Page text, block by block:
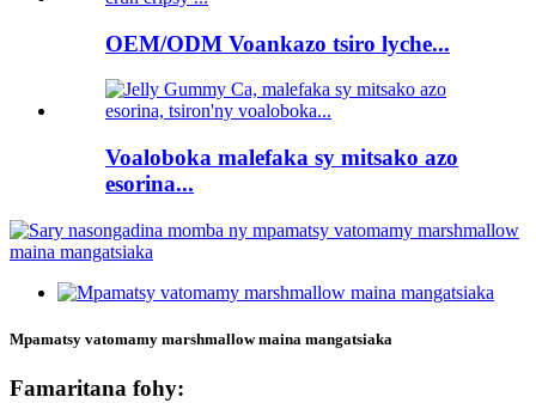
OEM/ODM Voankazo tsiro lyche...
Voaloboka malefaka sy mitsako azo
esorina...
Mpamatsy vatomamy marshmallow maina mangatsiaka
Famaritana fohy: